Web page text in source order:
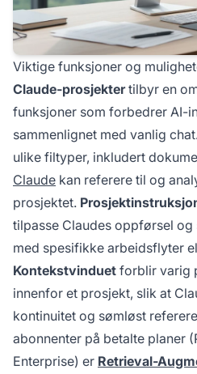
Viktige funksjoner og
Claude-prosjektertilbyr en
funksjoner som forbedrer AI-
sammenlignet med vanlig
ulike filtyper, inkludert
Claude kan referere til og
prosjektet.
tilpasse Claudes oppførsel
med spesifikke arbeidsflyter
Kontekstvinduet forblir varig
innenfor et prosjekt, slik at
kontinuitet og sømløst
abonnenter på betalte planer
Enterprise) er Retrieval-